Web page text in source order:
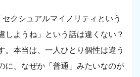
クシュアルマイノリティという
しようね」という話は違くない？
。本当は、一人ひとり個性は違う
に、なぜか「普通」みたいなのが